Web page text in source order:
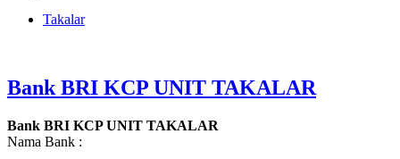
Takalar
Bank BRI KCP UNIT TAKALAR
Bank BRI KCP UNIT TAKALAR
Nama Bank :